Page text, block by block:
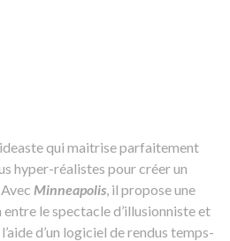
qui maitrise parfaitement
hyper-réalistes pour créer un
Minneapolis, il propose une
le spectacle d’illusionniste et
d’un logiciel de rendus temps-